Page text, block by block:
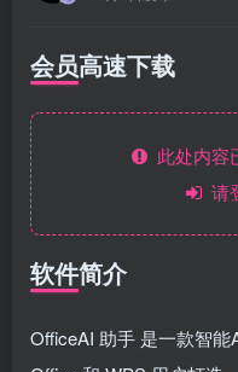
会员高速下载
此处内容
请
软件简介
OfficeAI 助手 是一款智